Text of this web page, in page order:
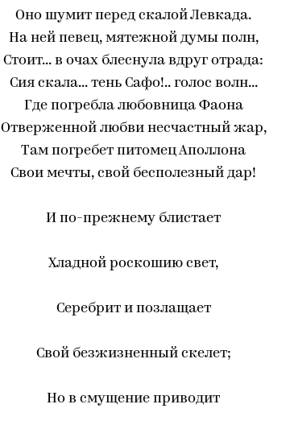
Оно шумит перед скалой Левкада.
На ней певец, мятежной думы полн,
Стоит... в очах блеснула вдруг отрада:
Сия скала... тень Сафо!.. голос волн...
Где погребла любовница Фаона
Отверженной любви несчастный жар,
Там погребет питомец Аполлона
Свои мечты, свой бесполезный дар!
И по-прежнему блистает
Хладной роскошию свет,
Серебрит и позлащает
Свой безжизненный скелет;
Но в смущение приводит